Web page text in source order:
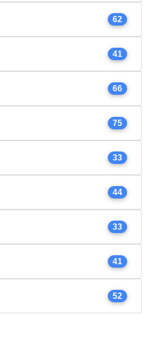
62
41
66
75
33
44
33
41
52